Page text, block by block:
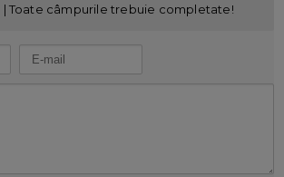
| Toate câmpurile trebuie completate!